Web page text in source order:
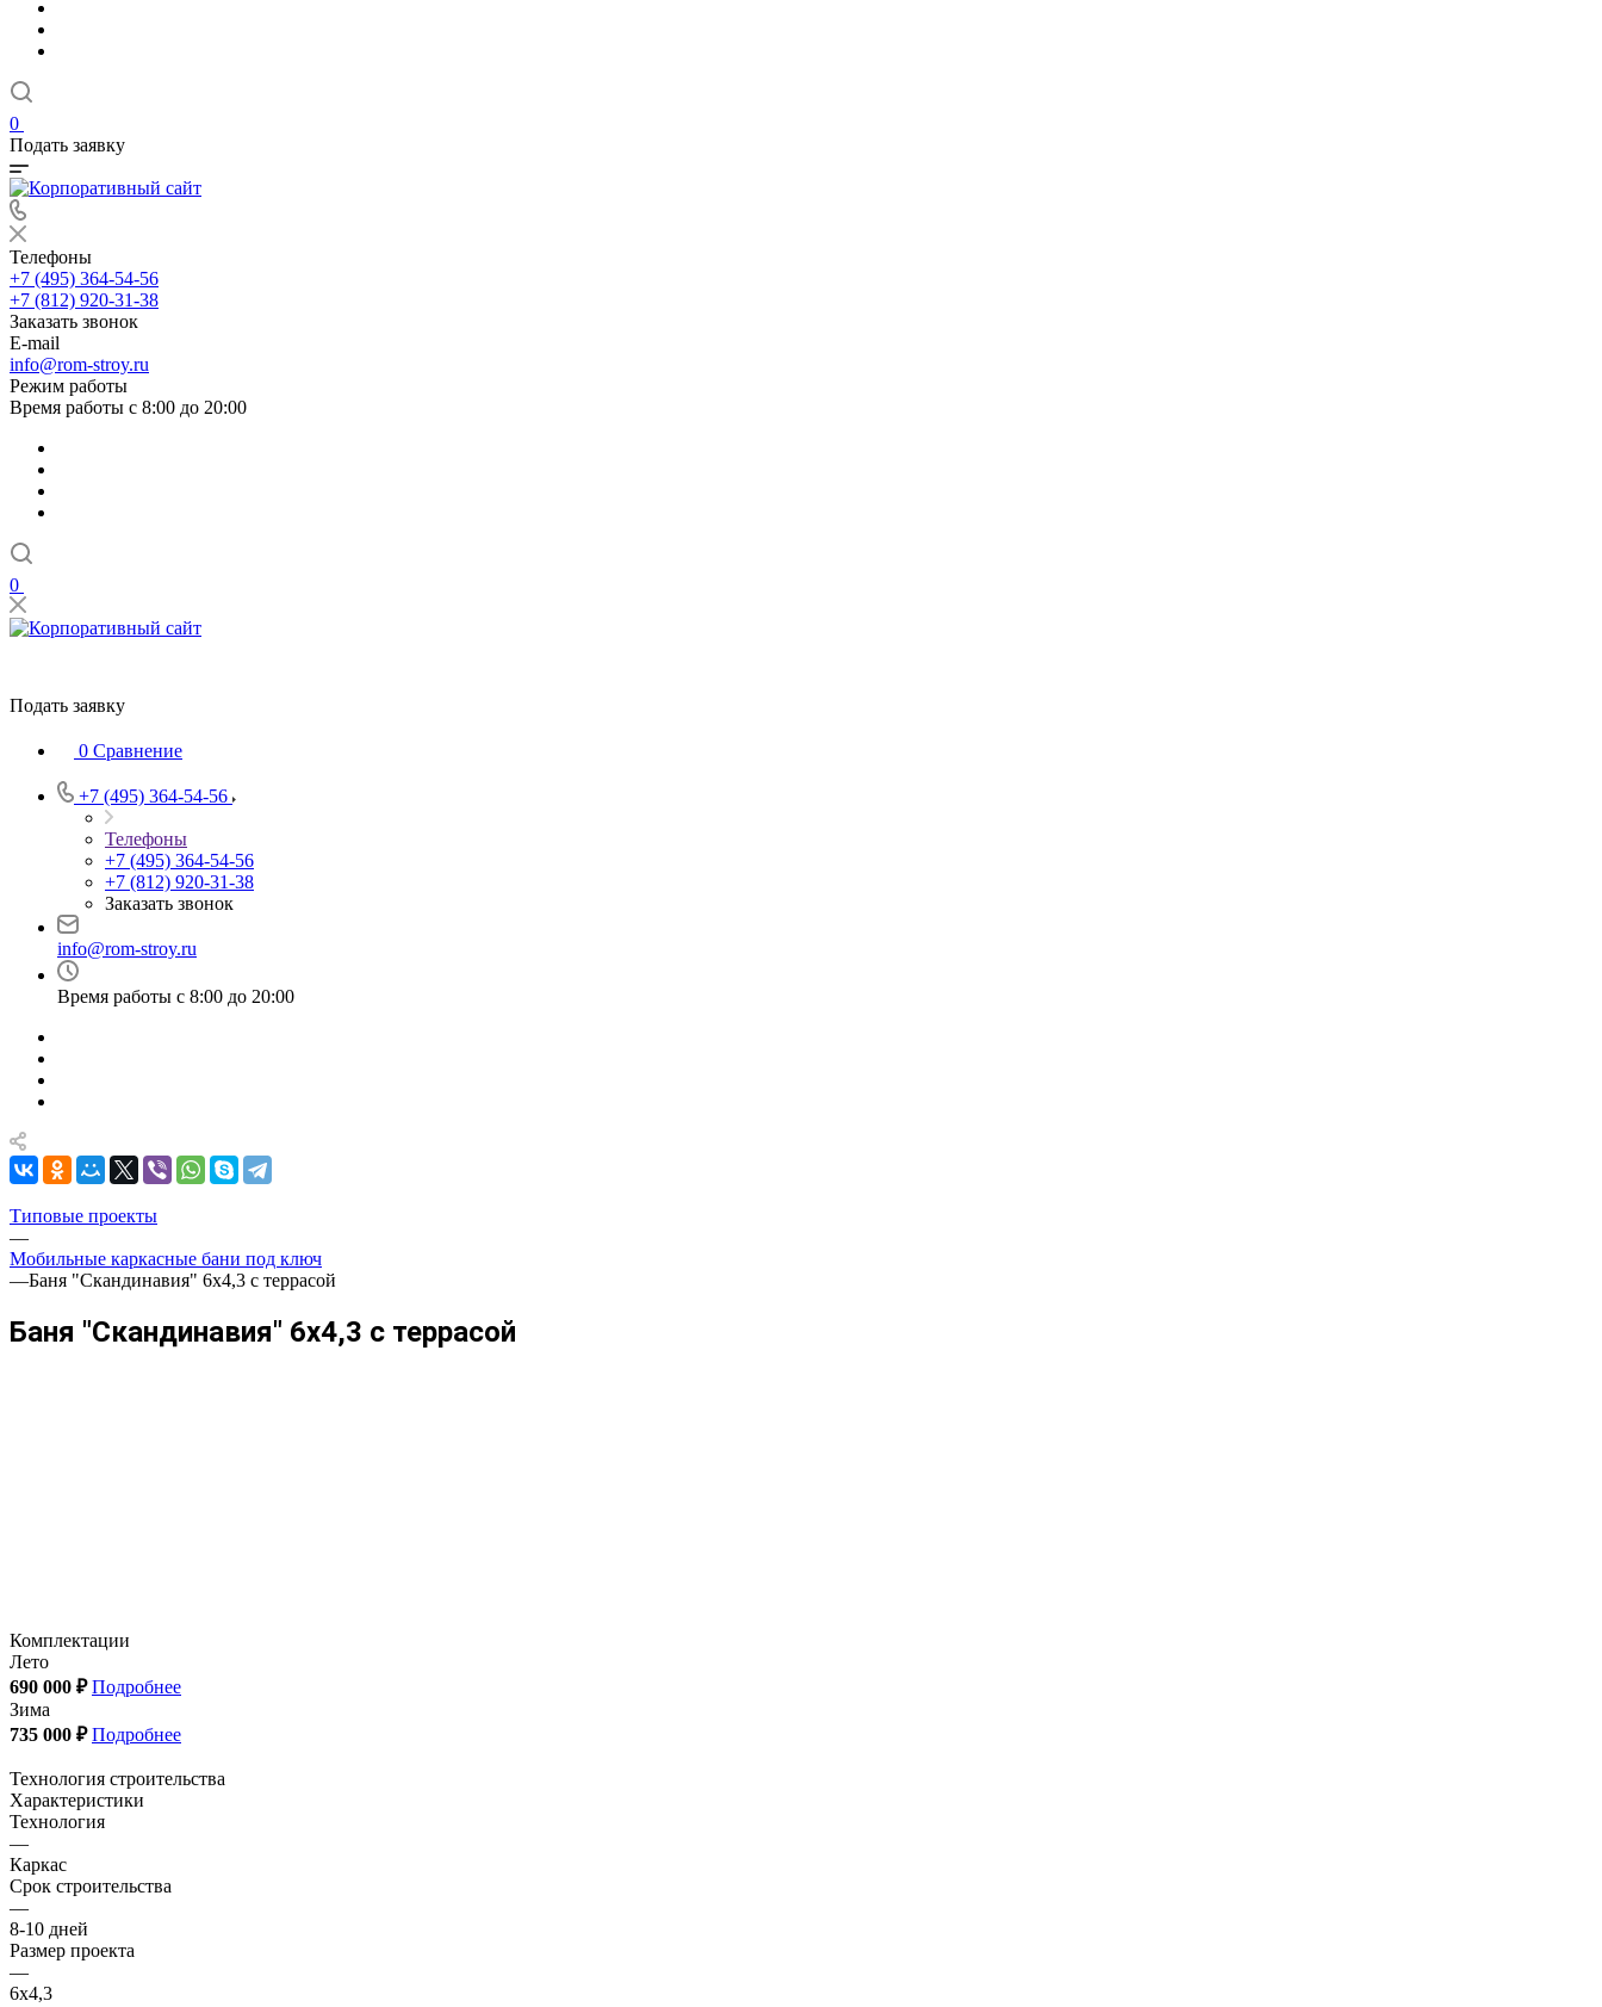
0
Подать заявку
Телефоны
+7 (495) 364-54-56
+7 (812) 920-31-38
Заказать звонок
E-mail
info@rom-stroy.ru
Режим работы
Время работы с 8:00 до 20:00
0
Подать заявку
0 Сравнение
+7 (495) 364-54-56
Телефоны
+7 (495) 364-54-56
+7 (812) 920-31-38
Заказать звонок
info@rom-stroy.ru
Время работы с 8:00 до 20:00
Типовые проекты
—
Мобильные каркасные бани под ключ
—Баня "Скандинавия" 6х4,3 с террасой
Баня "Скандинавия" 6х4,3 с террасой
Комплектации
Лето
690 000 ₽ Подробнее
Зима
735 000 ₽ Подробнее
Технология строительства
Характеристики
Технология
—
Каркас
Срок строительства
—
8-10 дней
Размер проекта
—
6x4,3